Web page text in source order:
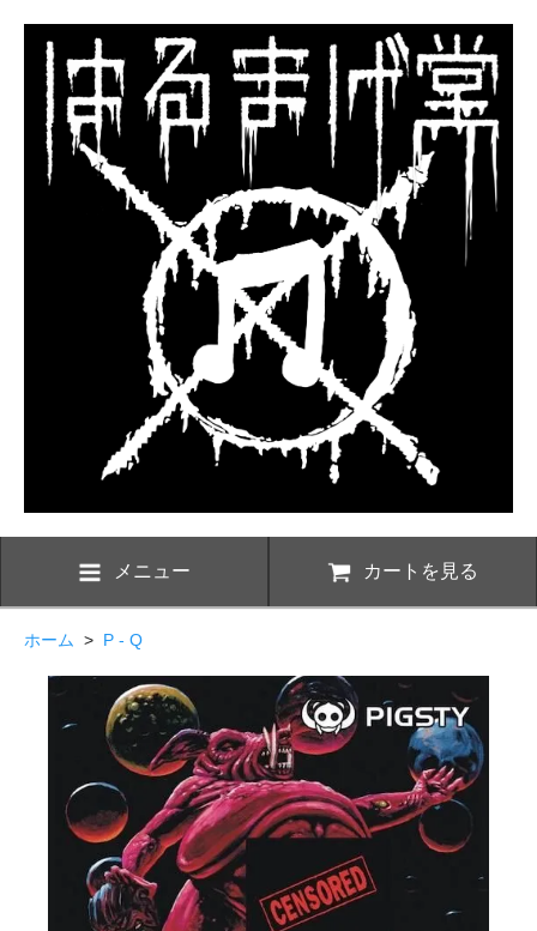
メニュー カートを見る
ホーム > P - Q